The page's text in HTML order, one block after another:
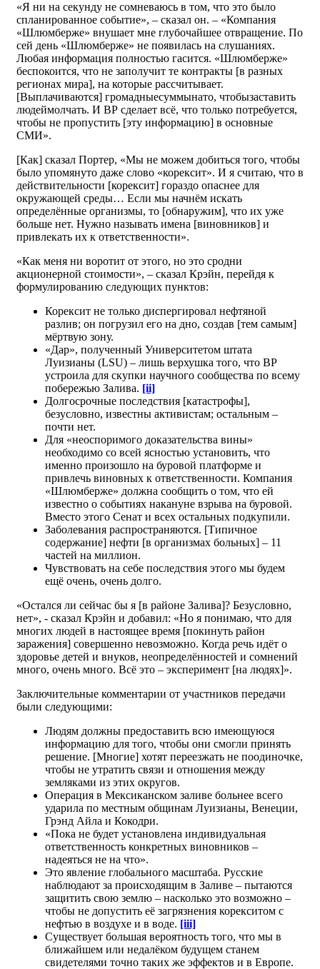
«Я ни на секунду не сомневаюсь в том, что это было
спланированное событие», – сказал он. – «Компания
«Шлюмберже» внушает мне глубочайшее отвращение. По
сей день «Шлюмберже» не появилась на слушаниях.
Любая информация полностью гасится. «Шлюмберже»
беспокоится, что не заполучит те контракты [в разных
регионах мира], на которые рассчитывает.
[Выплачиваются] громадныесуммынато, чтобызаставить
людеймолчать. И ВР сделает всё, что только потребуется,
чтобы не пропустить [эту информацию] в основные
СМИ».
[Как] сказал Портер, «Мы не можем добиться того, чтобы
было упомянуто даже слово «корексит». И я считаю, что в
действительности [корексит] гораздо опаснее для
окружающей среды… Если мы начнём искать
определённые организмы, то [обнаружим], что их уже
больше нет. Нужно называть имена [виновников] и
привлекать их к ответственности».
«Как меня ни воротит от этого, но это сродни
акционерной стоимости», – сказал Крэйн, перейдя к
формулированию следующих пунктов:
Корексит не только диспергировал нефтяной
разлив; он погрузил его на дно, создав [тем самым]
мёртвую зону.
«Дар», полученный Университетом штата
Луизианы (LSU) – лишь верхушка того, что ВР
устроила для скупки научного сообщества по всему
побережью Залива. [ii]
Долгосрочные последствия [катастрофы],
безусловно, известны активистам; остальным –
почти нет.
Для «неоспоримого доказательства вины»
необходимо со всей ясностью установить, что
именно произошло на буровой платформе и
привлечь виновных к ответственности. Компания
«Шлюмберже» должна сообщить о том, что ей
известно о событиях накануне взрыва на буровой.
Вместо этого Сенат и всех остальных подкупили.
Заболевания распространяются. [Типичное
содержание] нефти [в организмах больных] – 11
частей на миллион.
Чувствовать на себе последствия этого мы будем
ещё очень, очень долго.
«Остался ли сейчас бы я [в районе Залива]? Безусловно,
нет», - сказал Крэйн и добавил: «Но я понимаю, что для
многих людей в настоящее время [покинуть район
заражения] совершенно невозможно. Когда речь идёт о
здоровье детей и внуков, неопределённостей и сомнений
много, очень много. Всё это – эксперимент [на людях]».
Заключительные комментарии от участников передачи
были следующими:
Людям должны предоставить всю имеющуюся
информацию для того, чтобы они смогли принять
решение. [Многие] хотят переезжать не поодиночке,
чтобы не утратить связи и отношения между
земляками из этих округов.
Операция в Мексиканском заливе больнее всего
ударила по местным общинам Луизианы, Венеции,
Грэнд Айла и Кокодри.
«Пока не будет установлена индивидуальная
ответственность конкретных виновников –
надеяться не на что».
Это явление глобального масштаба. Русские
наблюдают за происходящим в Заливе – пытаются
защитить свою землю – насколько это возможно –
чтобы не допустить её загрязнения корекситом с
нефтью в воздухе и в воде. [iii]
Существует большая вероятность того, что мы в
ближайшем или недалёком будущем станем
свидетелями точно таких же эффектов и в Европе.